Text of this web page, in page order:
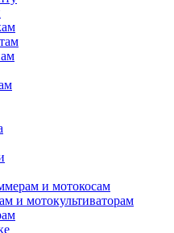
и мотокосам
и мотокультиваторам